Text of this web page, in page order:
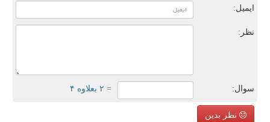
ایمیل:
نظر:
سوال: = ۲ بعلاوه ۴
نظر بدین